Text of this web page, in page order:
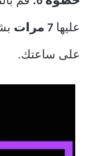
عليها
على ساعتك.